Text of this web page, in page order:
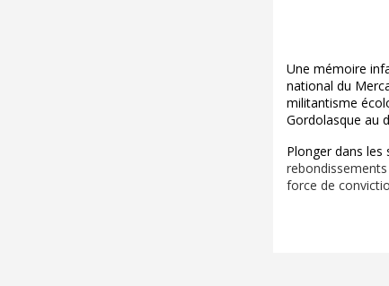
Une mémoire
national du
militantisme
Gordolasque au
Plonger dans les
force de